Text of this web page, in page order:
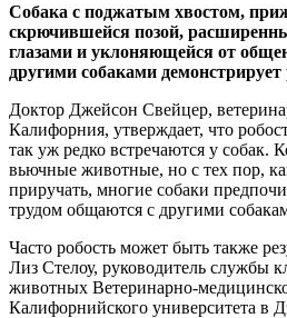
Собака с поджатым хвостом,
скрючившейся позой,
глазами и уклоняющейся от
другими собаками демонстрирует
Доктор Джейсон Свейцер,
Калифорния, утверждает, что
так уж редко встречаются у собак.
вьючные животные, но с тех пор,
приручать, многие собаки
трудом общаются с другими
Часто робость может быть также
Лиз Стелоу, руководитель службы
животных Ветеринарно-
Калифорнийского университета в